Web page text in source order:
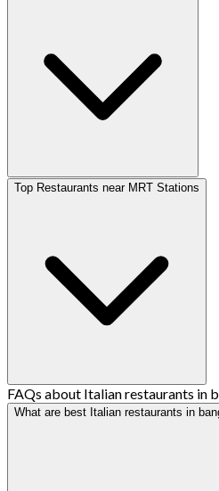
Top Restaurants near MRT Stations
FAQs about Italian restaurants in
What are best Italian restaurants in